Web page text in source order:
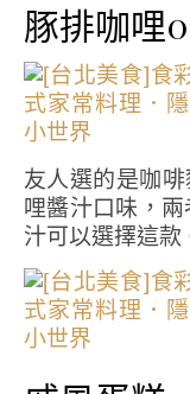
豚排咖哩0
友人選的是咖
哩醬汁口味，
汁可以選擇這款